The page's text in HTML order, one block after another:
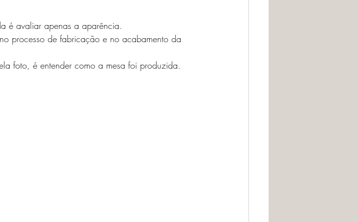
é avaliar apenas a aparência.
processo de fabricação e no acabamento da
foto, é entender como a mesa foi produzida.